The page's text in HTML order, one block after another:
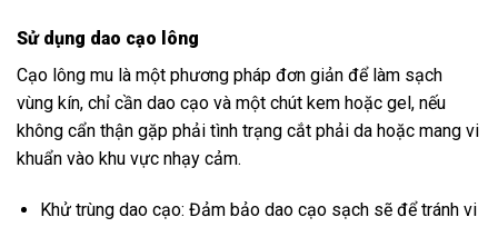
Sử dụng dao cạo lông
Cạo lông mu là một phương pháp đơn giản để làm sạch
vùng kín, chỉ cần dao cạo và một chút kem hoặc gel, nếu
không cẩn thận gặp phải tình trạng cắt phải da hoặc mang vi
khuẩn vào khu vực nhạy cảm.
Khử trùng dao cạo: Đảm bảo dao cạo sạch sẽ để tránh vi